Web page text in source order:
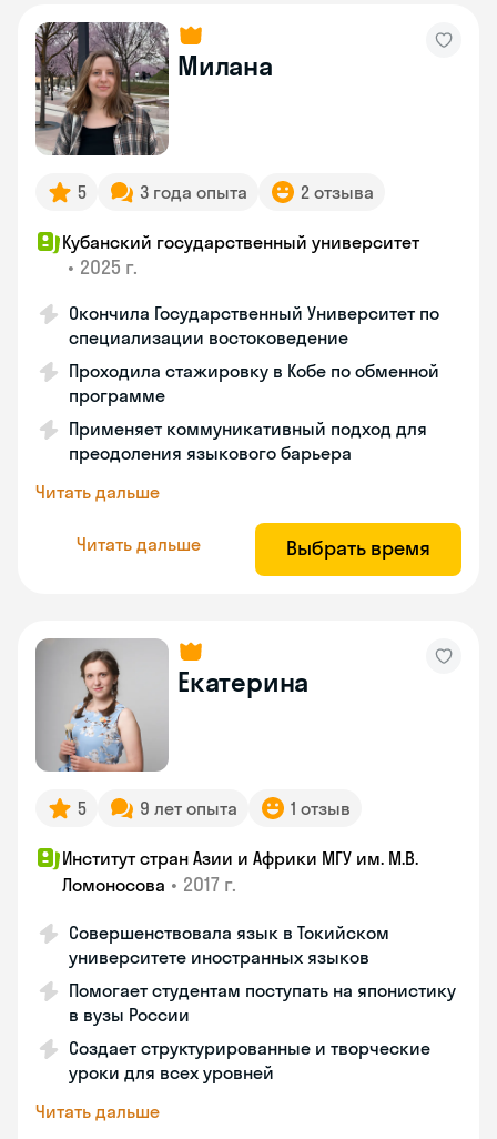
Милана
5 3 года опыта 2 отзыва
Кубанский государственный университет
• 2025 г.
Окончила Государственный Университет по
специализации востоковедение
Проходила стажировку в Кобе по обменной
программе
Применяет коммуникативный подход для
преодоления языкового барьера
Читать дальше
Читать дальше Выбрать время
Екатерина
5 9 лет опыта 1 отзыв
Институт стран Азии и Африки МГУ им. М.В.
Ломоносова • 2017 г.
Совершенствовала язык в Токийском
университете иностранных языков
Помогает студентам поступать на японистику
в вузы России
Создает структурированные и творческие
уроки для всех уровней
Читать дальше